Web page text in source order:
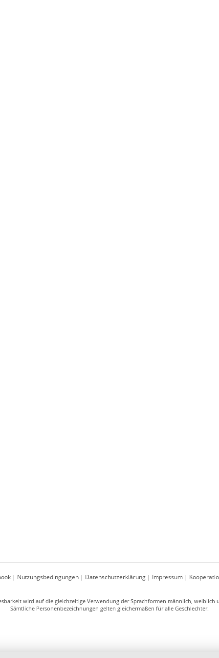
| Nutzungsbedingungen| Datenschutzerklärung| Impressum|
wird auf die gleichzeitige Verwendung der Sprachformen männlich, weiblich
Sämtliche Personenbezeichnungen gelten gleichermaßen für alle Geschlechter.